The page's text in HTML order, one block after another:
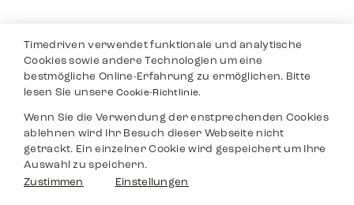
Timedriven verwendet funktionale und analytische
Cookies sowie andere Technologien um eine
bestmögliche Online-Erfahrung zu ermöglichen. Bitte
lesen Sie unsereCookie-Richtlinie.
Wenn Sie die Verwendung der enstprechenden Cookies
ablehnen wird Ihr Besuch dieser Webseite nicht
getrackt. Ein einzelner Cookie wird gespeichert um Ihre
Auswahl zu speichern.
Zustimmen
Einstellungen